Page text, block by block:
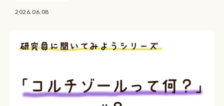
2026.06.08